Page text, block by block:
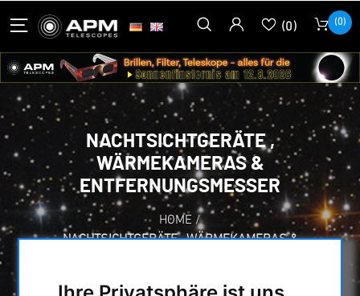
(0) (0)
NACHTSICHTGERÄTE ,
WÄRMEKAMERAS &
ENTFERNUNGSMESSER
HOME /
NACHTSICHTGERÄTE , WÄRMEKAMERAS &